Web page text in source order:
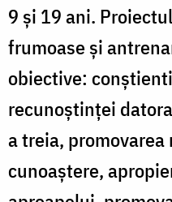
9 și 19 ani.
frumoase și
obiective:
recunoștinței
a treia,
cunoaștere,